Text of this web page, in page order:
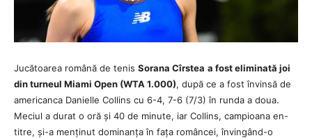
Jucătoarea română de tenis Sorana Cîrstea a fost eliminată joi
din turneul Miami Open (WTA 1.000), după ce a fost învinsă de
americanca Danielle Collins cu 6-4, 7-6 (7/3) în runda a doua.
Meciul a durat o oră și 40 de minute, iar Collins, campioana en-
titre, și-a menținut dominanța în fața româncei, învingând-o